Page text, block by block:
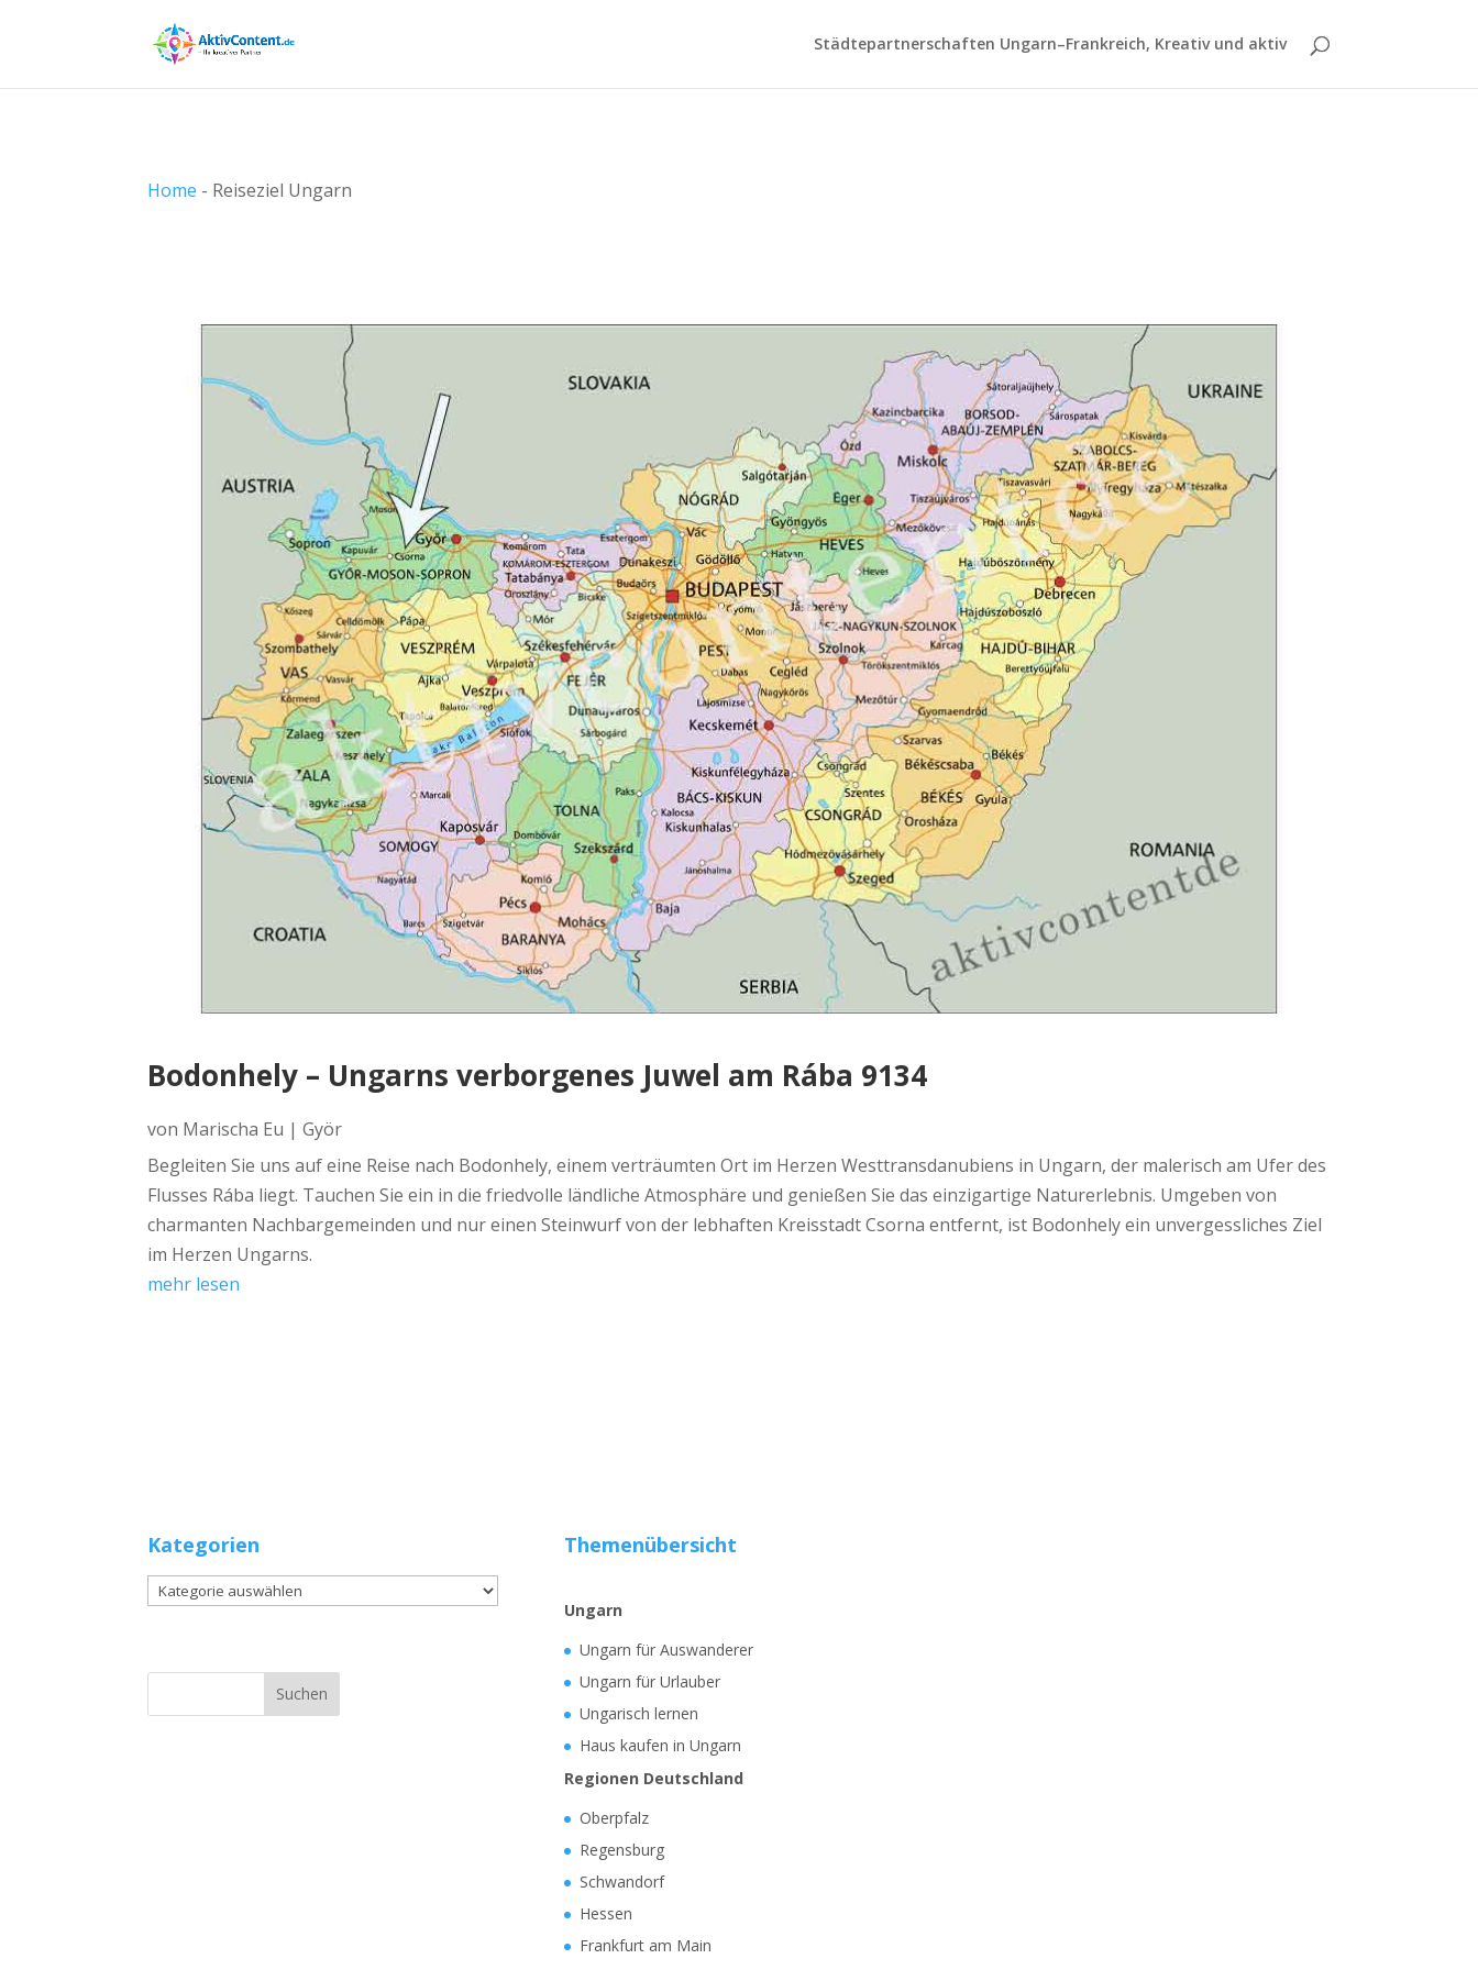
Städtepartnerschaften Ungarn–Frankreich, Kreativ und aktiv
Home - Reiseziel Ungarn
Bodonhely – Ungarns verborgenes Juwel am Rába 9134
von Marischa Eu |Györ
Begleiten Sie uns auf eine Reise nach Bodonhely, einem verträumten Ort im Herzen Westtransdanubiens in Ungarn, der malerisch am Ufer des
Flusses Rába liegt. Tauchen Sie ein in die friedvolle ländliche Atmosphäre und genießen Sie das einzigartige Naturerlebnis. Umgeben von
charmanten Nachbargemeinden und nur einen Steinwurf von der lebhaften Kreisstadt Csorna entfernt, ist Bodonhely ein unvergessliches Ziel
im Herzen Ungarns.
mehr lesen
Kategorien
Kategorien
Themenübersicht
Ungarn
Ungarn für Auswanderer
Ungarn für Urlauber
Ungarisch lernen
Haus kaufen in Ungarn
Regionen Deutschland
Oberpfalz
Regensburg
Schwandorf
Hessen
Frankfurt am Main